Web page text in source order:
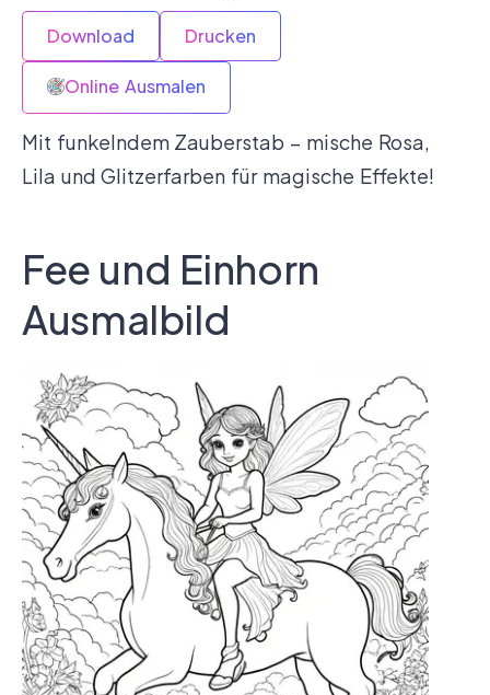
Download Drucken
Online Ausmalen
Mit funkelndem Zauberstab – mische Rosa,
Lila und Glitzerfarben für magische Effekte!
Fee und Einhorn
Ausmalbild